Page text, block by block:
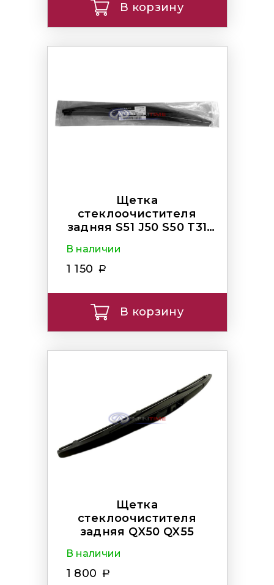
В корзину
Щетка
стеклоочистителя
задняя S51 J50 S50 T31
В наличии
1 150
В корзину
Щетка
стеклоочистителя
задняя QX50 QX55
В наличии
1 800